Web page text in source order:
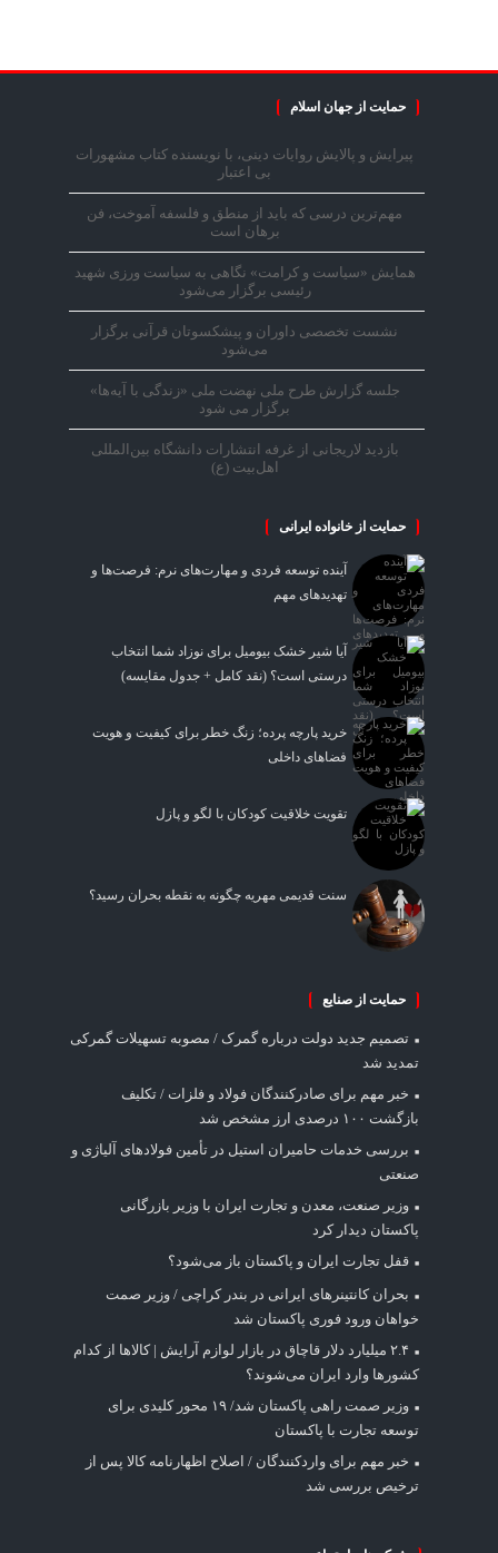
حمایت از جهان اسلام
پیرایش و پالایش روایات دینی، با نویسنده کتاب مشهورات
بی اعتبار
مهم‌ترین درسی که باید از منطق و فلسفه آموخت، فن
برهان است
همایش «سیاست و کرامت» نگاهی به سیاست ورزی شهید
رئیسی برگزار می‌شود
نشست تخصصی داوران و پیشکسوتان قرآنی برگزار
می‌شود
جلسه گزارش طرح ملی نهضت ملی «زندگی با آیه‌ها»
برگزار می شود
بازدید لاریجانی از غرفه انتشارات دانشگاه بین‌المللی
اهل‌بیت (ع)
حمایت از خانواده ایرانی
آینده توسعه فردی و مهارت‌های نرم: فرصت‌ها و
تهدیدهای مهم
آیا شیر خشک بیومیل برای نوزاد شما انتخاب
درستی است؟ (نقد کامل + جدول مقایسه)
خرید پارچه پرده؛ زنگ خطر برای کیفیت و هویت
فضاهای داخلی
تقویت خلاقیت کودکان با لگو و پازل
سنت قدیمی مهریه چگونه به نقطه بحران رسید؟
حمایت از صنایع
تصمیم جدید دولت درباره گمرک / مصوبه تسهیلات گمرکی
تمدید شد
خبر مهم برای صادرکنندگان فولاد و فلزات / تکلیف
بازگشت ۱۰۰ درصدی ارز مشخص شد
بررسی خدمات حامیران استیل در تأمین فولادهای آلیاژی و
صنعتی
وزیر صنعت، معدن و تجارت ایران با وزیر بازرگانی
پاکستان دیدار کرد
قفل تجارت ایران و پاکستان باز می‌شود؟
بحران کانتینر‌های ایرانی در بندر کراچی / وزیر صمت
خواهان ورود فوری پاکستان شد
۲.۴ میلیارد دلار قاچاق در بازار لوازم آرایش | کالاها از کدام
کشورها وارد ایران می‌شوند؟
وزیر صمت راهی پاکستان شد/ ۱۹ محور کلیدی برای
توسعه تجارت با پاکستان
خبر مهم برای واردکنندگان / اصلاح اظهارنامه کالا پس از
ترخیص بررسی شد